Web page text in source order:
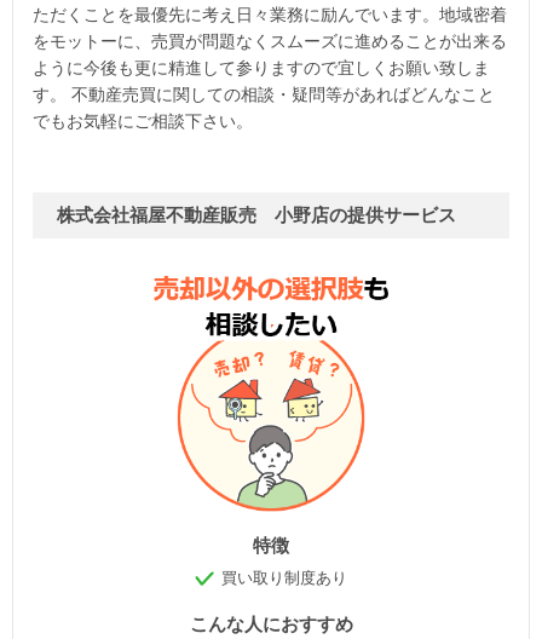
ただくことを最優先に考え日々業務に励んでいます。地域密着
をモットーに、売買が問題なくスムーズに進めることが出来る
ように今後も更に精進して参りますので宜しくお願い致しま
す。 不動産売買に関しての相談・疑問等があればどんなこと
でもお気軽にご相談下さい。
株式会社福屋不動産販売 小野店の提供サービス
特徴
買い取り制度あり
こんな人におすすめ
お問い合わせ